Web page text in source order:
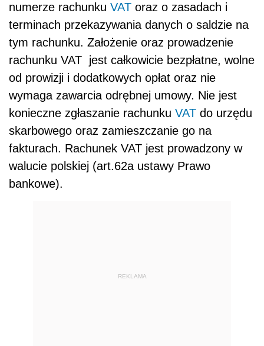
numerze rachunku VAT oraz o zasadach i
terminach przekazywania danych o saldzie na
tym rachunku. Założenie oraz prowadzenie
rachunku VAT jest całkowicie bezpłatne, wolne
od prowizji i dodatkowych opłat oraz nie
wymaga zawarcia odrębnej umowy. Nie jest
konieczne zgłaszanie rachunku VAT do urzędu
skarbowego oraz zamieszczanie go na
fakturach. Rachunek VAT jest prowadzony w
walucie polskiej (art.62a ustawy Prawo
bankowe).
REKLAMA